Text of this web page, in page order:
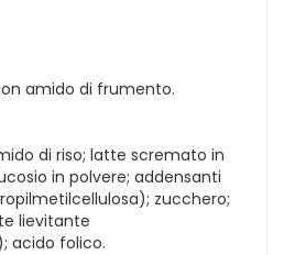
amido di frumento.
di riso; latte scremato in
in polvere; addensanti
zucchero;
lievitante
acido folico.